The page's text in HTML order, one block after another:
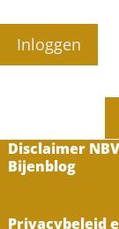
Inloggen
Disclaimer
Bijenblog
Privacybeleid